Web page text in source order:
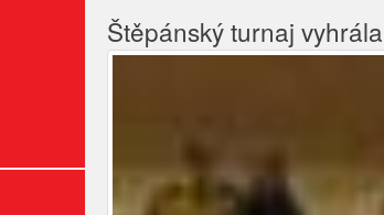
Štěpánský turnaj